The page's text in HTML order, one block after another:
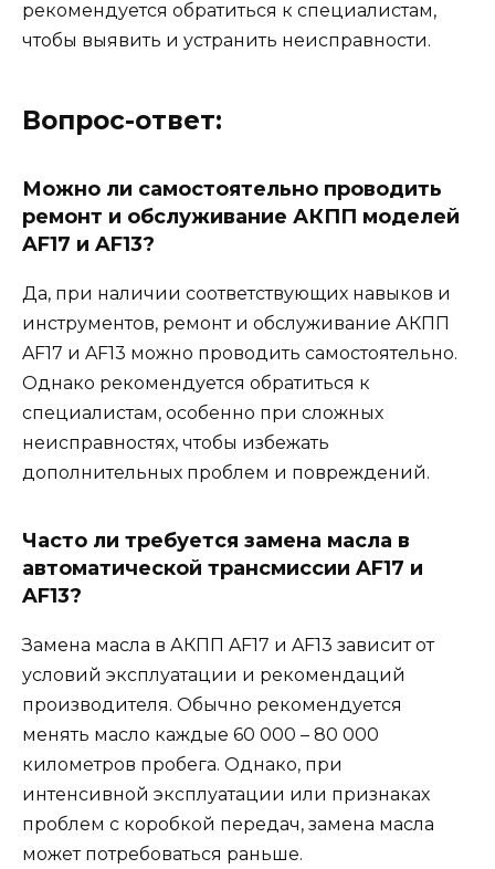
рекомендуется обратиться к специалистам,
чтобы выявить и устранить неисправности.
Вопрос-ответ:
Можно ли самостоятельно проводить
ремонт и обслуживание АКПП моделей
AF17 и AF13?
Да, при наличии соответствующих навыков и
инструментов, ремонт и обслуживание АКПП
AF17 и AF13 можно проводить самостоятельно.
Однако рекомендуется обратиться к
специалистам, особенно при сложных
неисправностях, чтобы избежать
дополнительных проблем и повреждений.
Часто ли требуется замена масла в
автоматической трансмиссии AF17 и
AF13?
Замена масла в АКПП AF17 и AF13 зависит от
условий эксплуатации и рекомендаций
производителя. Обычно рекомендуется
менять масло каждые 60 000 – 80 000
километров пробега. Однако, при
интенсивной эксплуатации или признаках
проблем с коробкой передач, замена масла
может потребоваться раньше.